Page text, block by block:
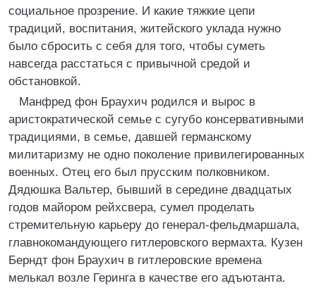
социальное прозрение. И какие тяжкие цепи
традиций, воспитания, житейского уклада нужно
было сбросить с себя для того, чтобы суметь
навсегда расстаться с привычной средой и
обстановкой.
Манфред фон Браухич родился и вырос в
аристократической семье с сугубо консервативными
традициями, в семье, давшей германскому
милитаризму не одно поколение привилегированных
военных. Отец его был прусским полковником.
Дядюшка Вальтер, бывший в середине двадцатых
годов майором рейхсвера, сумел проделать
стремительную карьеру до генерал-фельдмаршала,
главнокомандующего гитлеровского вермахта. Кузен
Берндт фон Браухич в гитлеровские времена
мелькал возле Геринга в качестве его адъютанта.